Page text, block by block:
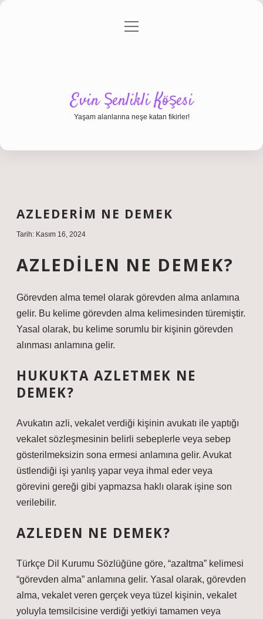
Gizlilik Politikası
menüyü
Evin Şenlikli Köşesi
Yaşam alanlarına neşe katan fikirler!
AZLEDERIM NE DEMEK
Tarih: Kasım 16, 2024
AZLEDILEN NE DEMEK?
Görevden alma temel olarak görevden alma anlamına
gelir. Bu kelime görevden alma kelimesinden türemiştir.
Yasal olarak, bu kelime sorumlu bir kişinin görevden
alınması anlamına gelir.
HUKUKTA AZLETMEK NE
DEMEK?
Avukatın azli, vekalet verdiği kişinin avukatı ile yaptığı
vekalet sözleşmesinin belirli sebeplerle veya sebep
gösterilmeksizin sona ermesi anlamına gelir. Avukat
üstlendiği işi yanlış yapar veya ihmal eder veya
görevini gereği gibi yapmazsa haklı olarak işine son
verilebilir.
AZLEDEN NE DEMEK?
Türkçe Dil Kurumu Sözlüğüne göre, “azaltma” kelimesi
“görevden alma” anlamına gelir. Yasal olarak, görevden
alma, vekalet veren gerçek veya tüzel kişinin, vekalet
yoluyla temsilcisine verdiği yetkiyi tamamen veya